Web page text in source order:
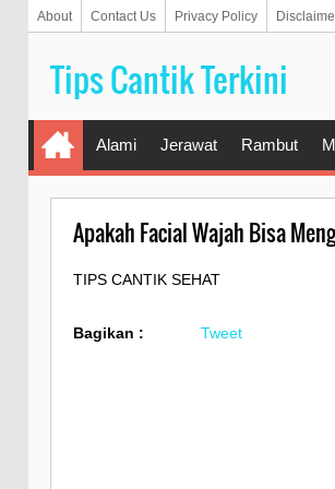
About Contact Us Privacy Policy
Tips Cantik Terkini
Alami Jerawat Rambut
Apakah Facial Wajah Bisa
TIPS CANTIK SEHAT
Bagikan : Tweet